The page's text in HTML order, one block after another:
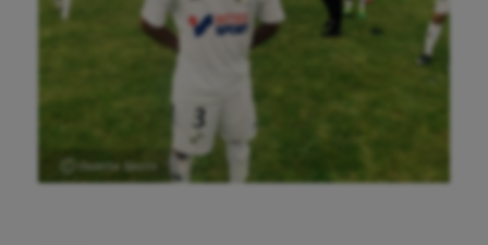
Ⓒ Gazette Sports